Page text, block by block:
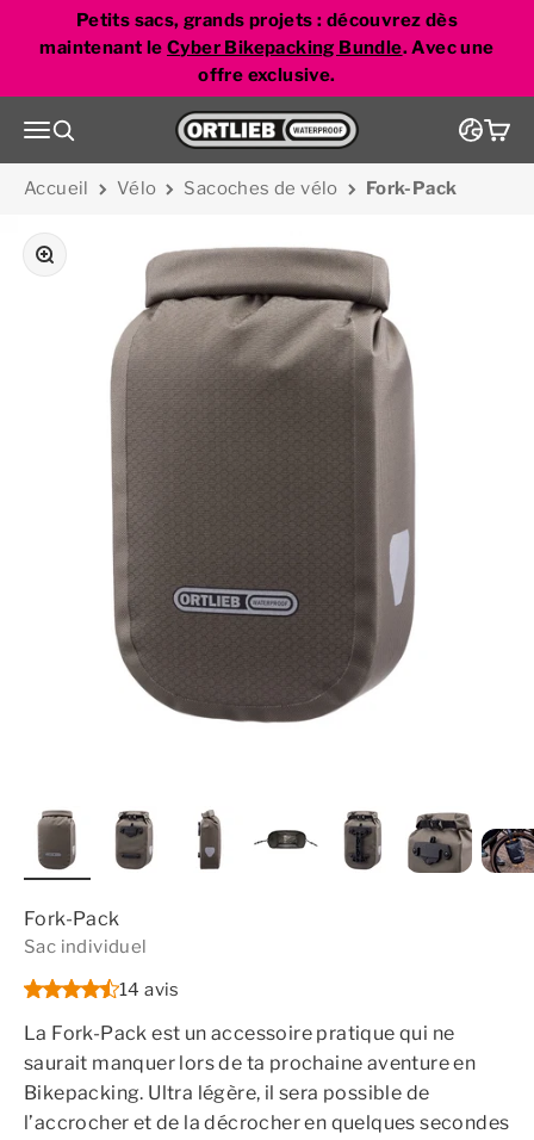
Passer au contenu
Petits sacs, grands projets : découvrez dès
maintenant le Cyber Bikepacking Bundle. Avec une
offre exclusive.
MenuRecherche Aller à la page d'accueil
Accueil Vélo Sacoches de vélo Fork-Pack
Zoomer sur l'image
Fork-Pack
Sac individuel
14 avis
La Fork-Pack est un accessoire pratique qui ne
saurait manquer lors de ta prochaine aventure en
Bikepacking. Ultra légère, il sera possible de
l’accrocher et de la décrocher en quelques secondes
dark sand
black matt
dark chili
cyber blue